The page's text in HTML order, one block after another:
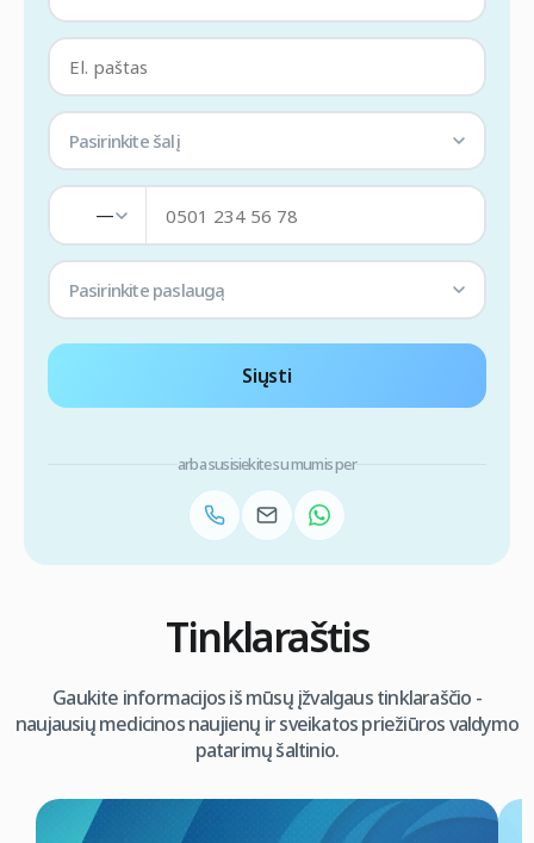
Pasirinkite šalį
—
Pasirinkite paslaugą
Siųsti
arba susisiekite su mumis per
Tinklaraštis
Gaukite informacijos iš mūsų įžvalgaus tinklaraščio -
naujausių medicinos naujienų ir sveikatos priežiūros valdymo
patarimų šaltinio.